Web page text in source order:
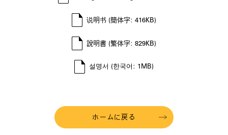
说明书 (簡体字: 416KB)
說明書 (繁体字: 829KB)
설명서 (한국어: 1MB)
ホームに戻る